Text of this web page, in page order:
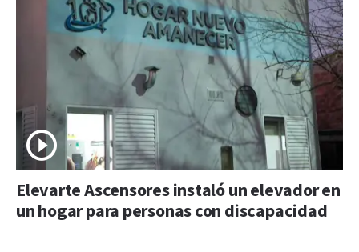
Elevarte Ascensores instaló un elevador en
un hogar para personas con discapacidad